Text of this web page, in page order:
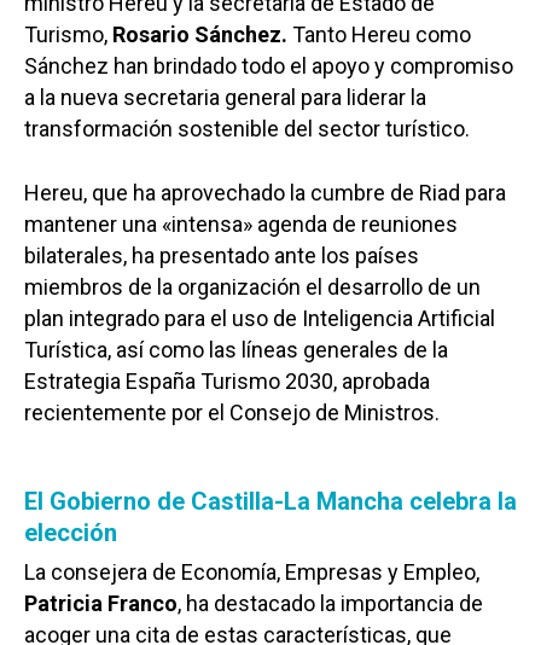
Turismo, Rosario Sánchez. Tanto Hereu como
Sánchez han brindado todo el apoyo y compromiso
a la nueva secretaria general para liderar la
transformación sostenible del sector turístico.
Hereu, que ha aprovechado la cumbre de Riad para
mantener una «intensa» agenda de reuniones
bilaterales, ha presentado ante los países
miembros de la organización el desarrollo de un
plan integrado para el uso de Inteligencia Artificial
Turística, así como las líneas generales de la
Estrategia España Turismo 2030, aprobada
recientemente por el Consejo de Ministros.
El Gobierno de Castilla-La Mancha celebra la
elección
La consejera de Economía, Empresas y Empleo,
Patricia Franco, ha destacado la importancia de
acoger una cita de estas características, que